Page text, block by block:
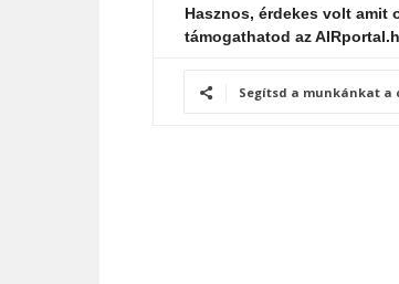
Hasznos, érdekes volt amit
támogathatod az
Segítsd a munkánkat a